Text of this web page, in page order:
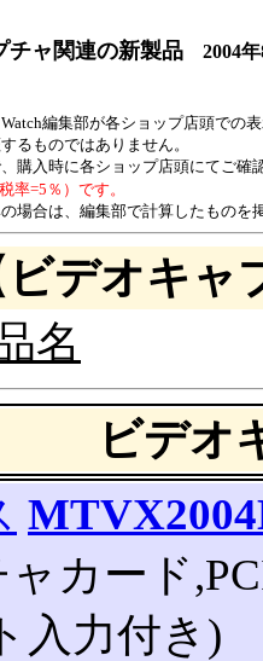
チャ関連の新製品 2004年
編集部が各ショップ店頭での
るものではありません。
購入時に各ショップ店頭にてご確
率=5％）です。
場合は、編集部で計算したものを
ビデオキ
名
ビデオ
カード
入力付き)